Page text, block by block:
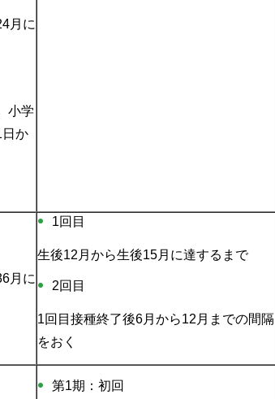
月に
小学
か
月に
1回目
生後12月から生後15月に達するまで
2回目
1回目接種終了後6月から12月までの間隔
をおく
第1期：初回